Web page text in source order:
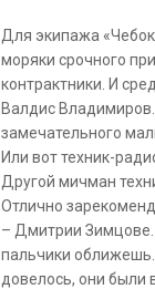
Для экипажа
моряки срочного
контрактники. И
Валдис
замечательного
Или вот техник-
Другой мичман
Отлично
– Дмитрии Зимцове.
пальчики
довелось, они были